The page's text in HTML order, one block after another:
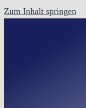
Zum Inhalt springen